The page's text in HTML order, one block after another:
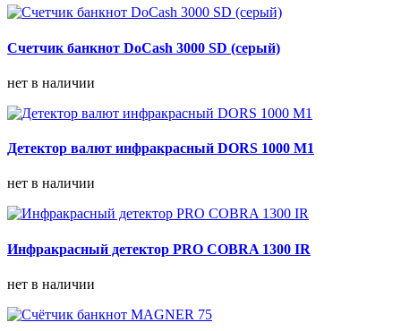
Счетчик банкнот DoCash 3000 SD (серый)
нет в наличии
Детектор валют инфракрасный DORS 1000 M1
нет в наличии
Инфракрасный детектор PRO COBRA 1300 IR
нет в наличии